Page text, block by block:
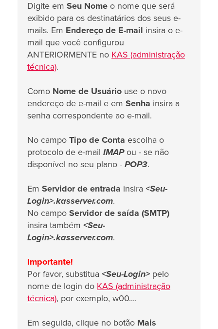
Digite em Seu Nome o nome que será
exibido para os destinatários dos seus e-
mails. Em Endereço de E-mail insira o e-
mail que você configurou
ANTERIORMENTE no KAS (administração
técnica).
Como Nome de Usuário use o novo
endereço de e-mail e em Senha insira a
senha correspondente ao e-mail.
No campo Tipo de Conta escolha o
protocolo de e-mail IMAPou - se não
disponível no seu plano - POP3.
Em Servidor de entrada insira <Seu-
Login>.kasserver.com.
No campo Servidor de saída (SMTP)
insira também <Seu-
Login>.kasserver.com.
Importante!
Por favor, substitua <Seu-Login> pelo
nome de login do KAS (administração
técnica), por exemplo, w00....
Em seguida, clique no botão Mais